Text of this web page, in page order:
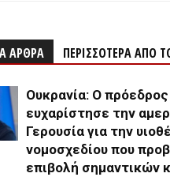
ΑΡΘΡΑ ΠΕΡΙΣΣΟΤΕΡΑ ΑΠΟ
Ουκρανία: Ο
ευχαρίστησε την
Γερουσία για την
νομοσχεδίου που
επιβολή σημαντικών